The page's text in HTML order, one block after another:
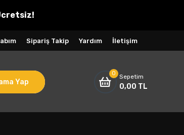
Sipariş Takip Yardım İletişim
Yap
0 Sepetim
0,00 TL